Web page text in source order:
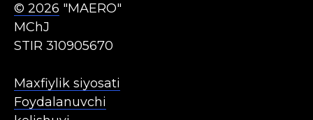
© 2026 "MAERO"
MChJ
STIR 310905670
Maxfiylik siyosati
Foydalanuvchi